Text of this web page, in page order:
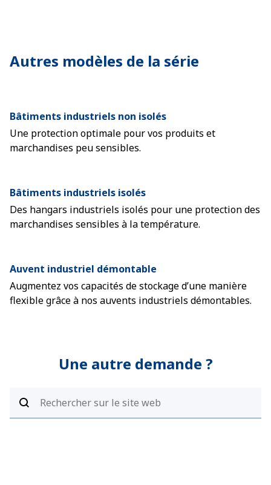
Autres modèles de la série
Bâtiments industriels non isolés
Une protection optimale pour vos produits et
marchandises peu sensibles.
Bâtiments industriels isolés
Des hangars industriels isolés pour une protection des
marchandises sensibles à la température.
Auvent industriel démontable
Augmentez vos capacités de stockage d’une manière
flexible grâce à nos auvents industriels démontables.
Une autre demande ?